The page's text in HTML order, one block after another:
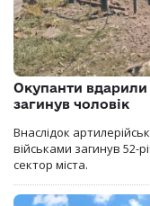
Окупанти
загинув чоловік
Внаслідок
військами загинув 52-
сектор міста.